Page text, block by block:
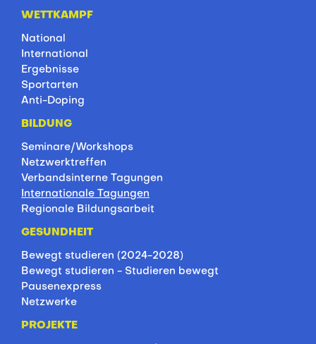
WETTKAMPF
National
International
Ergebnisse
Sportarten
Anti-Doping
BILDUNG
Seminare/Workshops
Netzwerktreffen
Verbandsinterne Tagungen
Internationale Tagungen
Regionale Bildungsarbeit
GESUNDHEIT
Bewegt studieren (2024-2028)
Bewegt studieren - Studieren bewegt
Pausenexpress
Netzwerke
PROJEKTE